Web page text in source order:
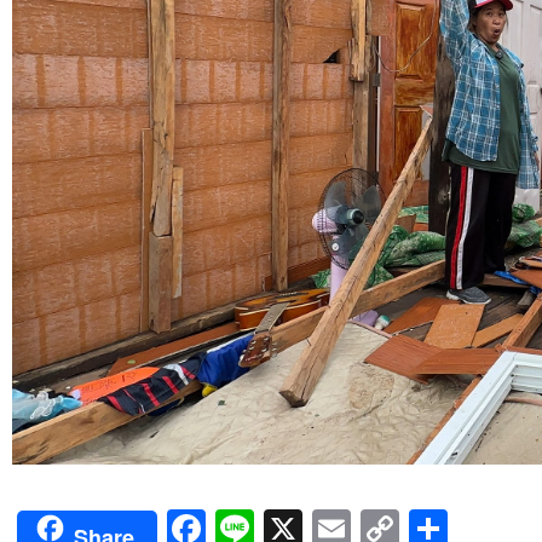
Facebook
Line
X Email
Copy